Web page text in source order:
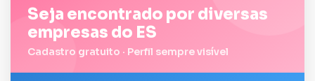
Seja encontrado por diversas
empresas do ES
Cadastro gratuito · Perfil sempre visível